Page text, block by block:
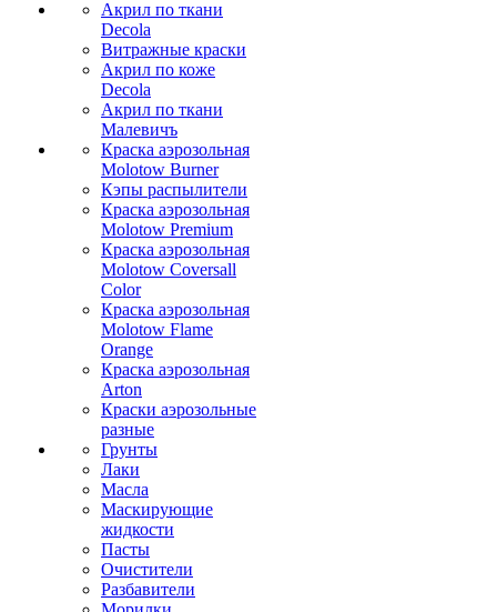
Акрил по ткани
Decola
Витражные краски
Акрил по коже
Decola
Акрил по ткани
Малевичъ
Краска аэрозольная
Molotow Burner
Кэпы распылители
Краска аэрозольная
Molotow Premium
Краска аэрозольная
Molotow Coversall
Color
Краска аэрозольная
Molotow Flame
Orange
Краска аэрозольная
Arton
Краски аэрозольные
разные
Грунты
Лаки
Масла
Маскирующие
жидкости
Пасты
Очистители
Разбавители